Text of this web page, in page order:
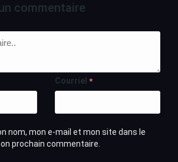
commentaire
Courriel *
nom, mon e-mail et mon site dans le
prochain commentaire.